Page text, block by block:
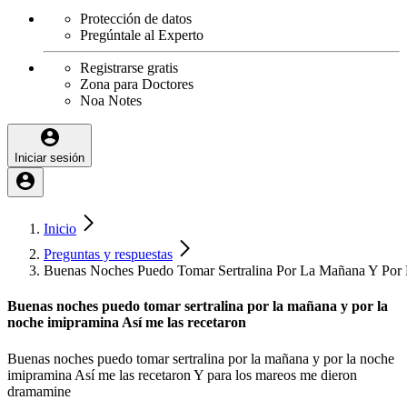
Protección de datos
Pregúntale al Experto
Registrarse gratis
Zona para Doctores
Noa Notes
Iniciar sesión
Inicio
Preguntas y respuestas
Buenas Noches Puedo Tomar Sertralina Por La Mañana Y
Buenas noches puedo tomar sertralina por la mañana y por la
noche imipramina Así me las recetaron
Buenas noches puedo tomar sertralina por la mañana y por la noche
imipramina Así me las recetaron Y para los mareos me dieron
dramamine